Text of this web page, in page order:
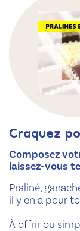
Craquez
Composez
laissez-vous
Praliné,
il y en a pour
À offrir ou